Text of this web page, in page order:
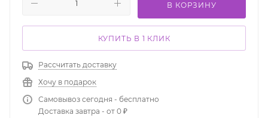
В КОРЗИНУ
КУПИТЬ В 1 КЛИК
Рассчитать доставку
Хочу в подарок
Самовывоз сегодня - бесплатно
Доставка завтра - от 0 ₽